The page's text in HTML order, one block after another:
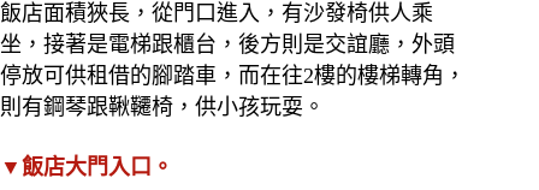
飯店面積狹長，從門口進入，有沙發椅供人乘
坐，接著是電梯跟櫃台，後方則是交誼廳，外頭
停放可供租借的腳踏車，而在往2樓的樓梯轉角，
則有鋼琴跟鞦韆椅，供小孩玩耍。
▼飯店大門入口。